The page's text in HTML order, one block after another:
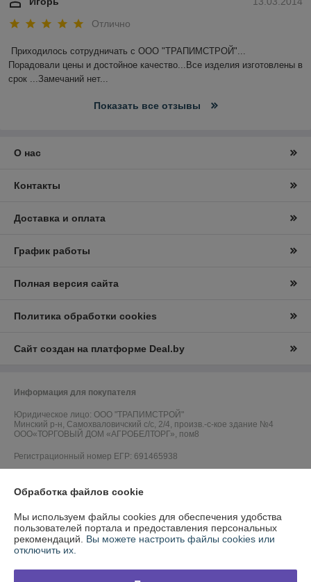
Отлично
Приходилось сотрудничать с ООО "ТРАПИМСТРОЙ"...
Порадовали цены и достойное качество...Все изделия изготовлены в
срок ...Замечаний нет...
Показать все отзывы
О нас
Контакты
Доставка и оплата
График работы
Полная версия сайта
Политика обработки cookies
Сайт создан на платформе Deal.by
Информация для покупателя
Юридическое лицо: ООО "ТРАПИМСТРОЙ"
Минский р-н, Самохваловичский с/с, 2/4, произв.-с-кое здание №4
ООО«ТОРГОВЫЙ ДОМ «АГРОБЕЛТОРГ», пом8
Регистрационный номер ЕГР: 691465938
Регистрационный орган: Минский райсполком
Дата регистрации компании: 04.12.2013
Ссылка на свидетельство/лицензию
Обработка файлов cookie
Мы используем файлы cookies для обеспечения удобства
пользователей портала и предоставления персональных
рекомендаций. Вы можете настроить файлы cookies или
отключить их.